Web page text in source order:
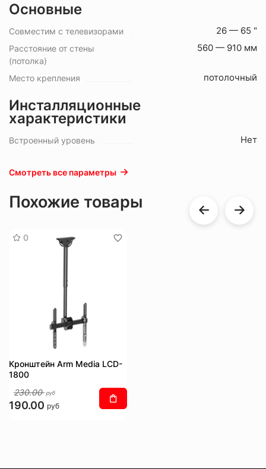
Основные
Совместим с телевизорами 26 — 65 "
Расстояние от стены
(потолка)
560 — 910 мм
Место крепления потолочный
Инсталляционные
характеристики
Встроенный уровень Нет
Смотреть все параметры
Похожие товары
0
Кронштейн Arm Media LCD-
1800
230.00 руб
190.00 руб